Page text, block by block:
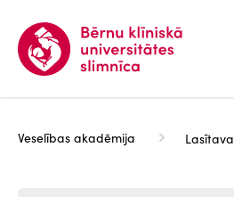
galveno
saturu
Veselības akadēmija Lasītava